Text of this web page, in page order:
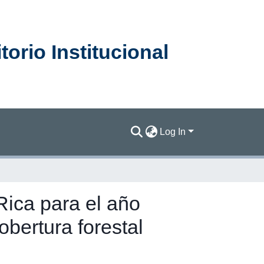
Institucional
Log In
para el año
forestal